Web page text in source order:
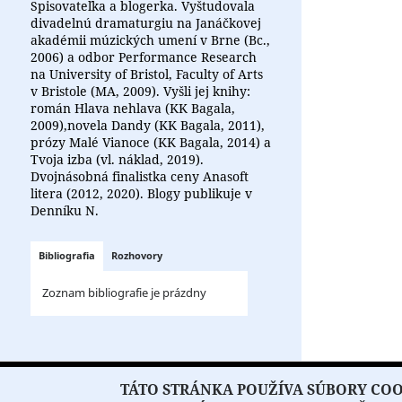
Spisovateľka a blogerka. Vyštudovala
divadelnú dramaturgiu na Janáčkovej
akadémii múzických umení v Brne (Bc.,
2006) a odbor Performance Research
na University of Bristol, Faculty of Arts
v Bristole (MA, 2009). Vyšli jej knihy:
román Hlava nehlava (KK Bagala,
2009),novela Dandy (KK Bagala, 2011),
prózy Malé Vianoce (KK Bagala, 2014) a
Tvoja izba (vl. náklad, 2019).
Dvojnásobná finalistka ceny Anasoft
litera (2012, 2020). Blogy publikuje v
Denníku N.
Bibliografia Rozhovory
Zoznam bibliografie je prázdny
Copyright © 2026 Literát.sk
Všetky práva vyhradené.
O PORTÁLI O DRUŽSTVE
TÁTO STRÁNKA POUŽÍVA SÚBORY